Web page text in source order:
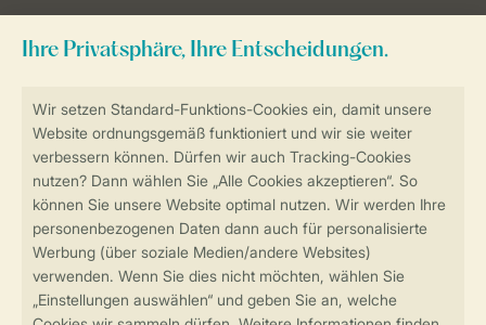
Sicher und schnell zur Online-Buchung
Sichere Datenübertragung
Sicheres Bezahlen